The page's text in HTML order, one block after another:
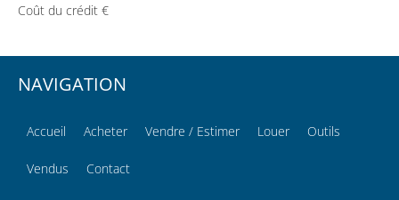
Coût du crédit €
NAVIGATION
Accueil Acheter Vendre / Estimer Louer Outils
Vendus Contact